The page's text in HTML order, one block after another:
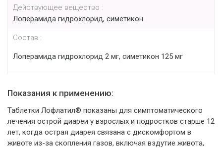
Действующее вещество :
Лоперамида гидрохлорид, симетикон
Состав :
Лоперамида гидрохлорид 2 мг, симетикон 125 мг
Показания к применению:
Таблетки Лофлатил® показаны для симптоматического
лечения острой диареи у взрослых и подростков старше 12
лет, когда острая диарея связана с дискомфортом в
животе из-за скопления газов, включая вздутие живота,